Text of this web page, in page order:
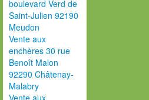
boulevard Verd de
Saint-Julien 92190
Meudon
Vente aux
enchères 30 rue
Benoît Malon
92290 Châtenay-
Malabry
Vente aux